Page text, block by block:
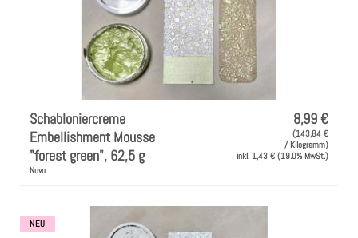
Weihnachten
Instagram
Schabloniercreme
Embellishment Mousse
"forest green", 62,5 g
Nuvo
8,99 €
(143,84 €
/ Kilogramm)
inkl. 1,43 € (19.0% MwSt.)
NEU